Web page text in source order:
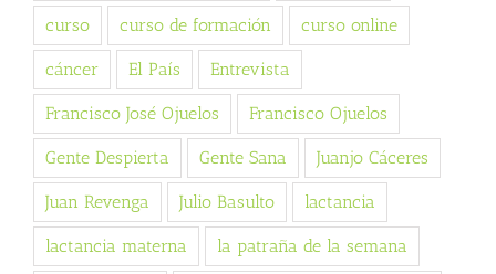
curso curso de formación curso online
cáncer El País Entrevista
Francisco José Ojuelos Francisco Ojuelos
Gente Despierta Gente Sana Juanjo Cáceres
Juan Revenga Julio Basulto lactancia
lactancia materna la patraña de la semana